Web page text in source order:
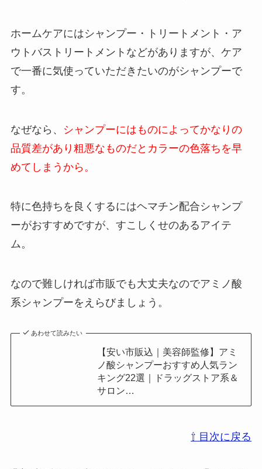
ホームケアにはシャンプー・トリートメント・ア
ウトバストリートメントなどがありますが、ケア
で一番に気使っていただきたいのがシャンプーで
す。
なぜなら、
シャンプーにはものによってかなりの
品質差があり粗悪なものだとカラーの色落ちを早
めてしまうから。
特に色持ちを良くするにはヘマチン配合シャンプ
ーがおすすめですが、すこしくせのあるアイテ
ム。
なので難しければ市販でも大丈夫なのでアミノ酸
系シャンプーをえらびましょう。
あわせて読みたい
【安い市販込｜美容師監修】アミ
ノ酸シャンプーおすすめ人気ラン
キング22選｜ドラッグストア系＆
サロン…
⇧ 目次に戻る